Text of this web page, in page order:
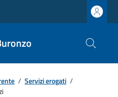
/ Servizi erogati /